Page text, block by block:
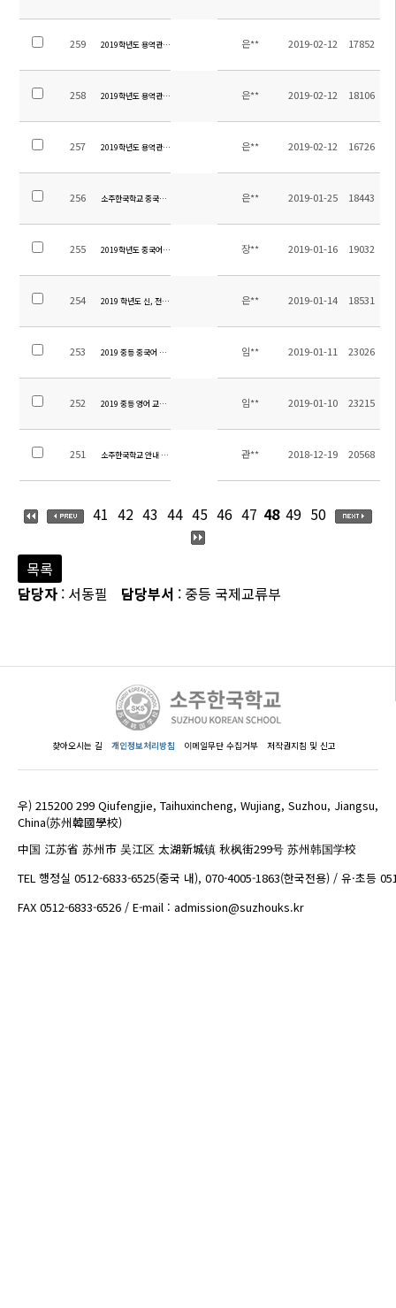
259 2019학년도 용역관리 입찰 공고 - 소방 은** 2019-02-12 17852
258 2019학년도 용역관리 입찰 공고 - 조경 은** 2019-02-12 18106
257 2019학년도 용역관리 입찰 공고 - 보안 은** 2019-02-12 16726
256 소주한국학교 중국회계 담당직원 채용 은** 2019-01-25 18443
255 2019학년도 중국어 원어민 교사 채용(중등) 장** 2019-01-16 19032
254 2019 학년도 신, 전편입생 학비 안내 은** 2019-01-14 18531
253 2019 중등 중국어 교재 안내 임** 2019-01-11 23026
252 2019 중등 영어 교재 안내 임** 2019-01-10 23215
251 소주한국학교 안내 책자 관** 2018-12-19 20568
41 42 43 44 45 46 47 48 49 50
목록
담당자 : 서동필 담당부서 : 중등 국제교류부
찾아오시는 길 개인정보처리방침 이메일무단 수집거부 저작권지침 및 신고
우) 215200 299 Qiufengjie, Taihuxincheng, Wujiang, Suzhou, Jiangsu,
China(苏州韓國學校)
中国 江苏省 苏州市 吴江区 太湖新城镇 秋枫街299号 苏州韩国学校
TEL 행정실 0512-6833-6525(중국 내), 070-4005-1863(한국전용) / 유·초등
FAX 0512-6833-6526 / E-mail : admission@suzhouks.kr